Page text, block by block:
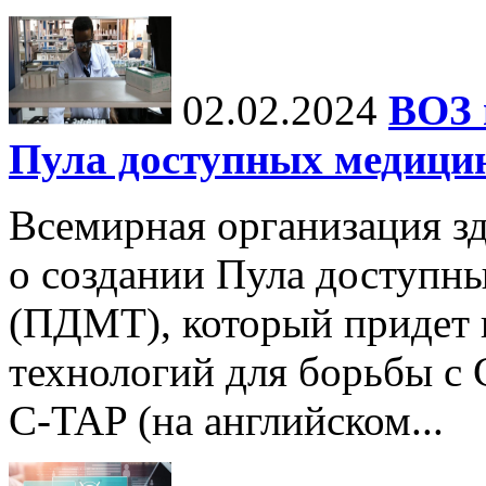
02.02.2024 ВОЗ
Пула доступных
Всемирная организация
о создании Пула
(ПДМТ), который придет
технологий для борьбы
C-TAP (на английском...